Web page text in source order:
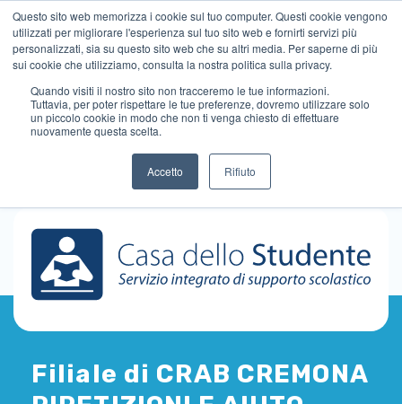
Questo sito web memorizza i cookie sul tuo computer. Questi cookie vengono
utilizzati per migliorare l'esperienza sul tuo sito web e fornirti servizi più
personalizzati, sia su questo sito web che su altri media. Per saperne di più
sui cookie che utilizziamo, consulta la nostra politica sulla privacy.
Quando visiti il ​​nostro sito non tracceremo le tue informazioni.
Tuttavia, per poter rispettare le tue preferenze, dovremo utilizzare solo
un piccolo cookie in modo che non ti venga chiesto di effettuare
nuovamente questa scelta.
Accetto Rifiuto
Filiale di CRAB CREMONA